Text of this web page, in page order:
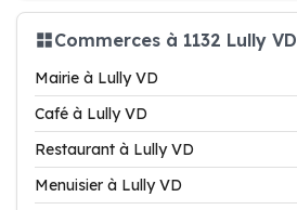
Commerces à 1132 Lully VD
Mairie à Lully VD
Café à Lully VD
Restaurant à Lully VD
Menuisier à Lully VD